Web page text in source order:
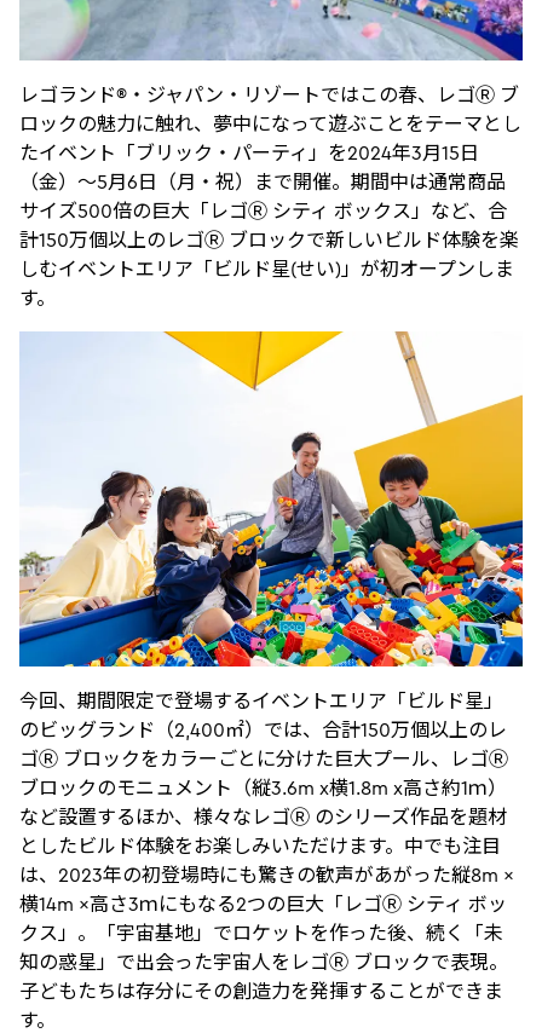
レゴランド®・ジャパン・リゾートではこの春、レゴⓇ ブ
ロックの魅力に触れ、夢中になって遊ぶことをテーマとし
たイベント「ブリック・パーティ」を2024年3月15日
（金）〜5月6日（月・祝）まで開催。期間中は通常商品
サイズ500倍の巨大「レゴⓇ シティ ボックス」など、合
計150万個以上のレゴⓇ ブロックで新しいビルド体験を楽
しむイベントエリア「ビルド星(せい)」が初オープンしま
す。
今回、期間限定で登場するイベントエリア「ビルド星」
のビッグランド（2,400㎡）では、合計150万個以上のレ
ゴⓇ ブロックをカラーごとに分けた巨大プール、レゴⓇ
ブロックのモニュメント（縦3.6m x横1.8m x高さ約1ｍ）
など設置するほか、様々なレゴⓇ のシリーズ作品を題材
としたビルド体験をお楽しみいただけます。中でも注目
は、2023年の初登場時にも驚きの歓声があがった縦8m ×
横14m ×高さ3ｍにもなる2つの巨大「レゴⓇ シティ ボッ
クス」。「宇宙基地」でロケットを作った後、続く「未
知の惑星」で出会った宇宙人をレゴⓇ ブロックで表現。
子どもたちは存分にその創造力を発揮することができま
す。